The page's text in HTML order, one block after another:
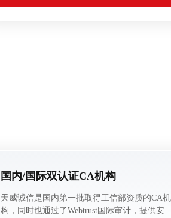
国内/国际双认证CA机构
天威诚信是国内第一批取得工信部资质的CA机
构，同时也通过了Webtrust国际审计，提供安